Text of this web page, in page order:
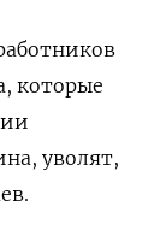
которые
уволят,